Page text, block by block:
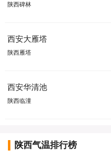
陕西碑林
西安大雁塔
陕西雁塔
西安华清池
陕西临潼
陕西气温排行榜